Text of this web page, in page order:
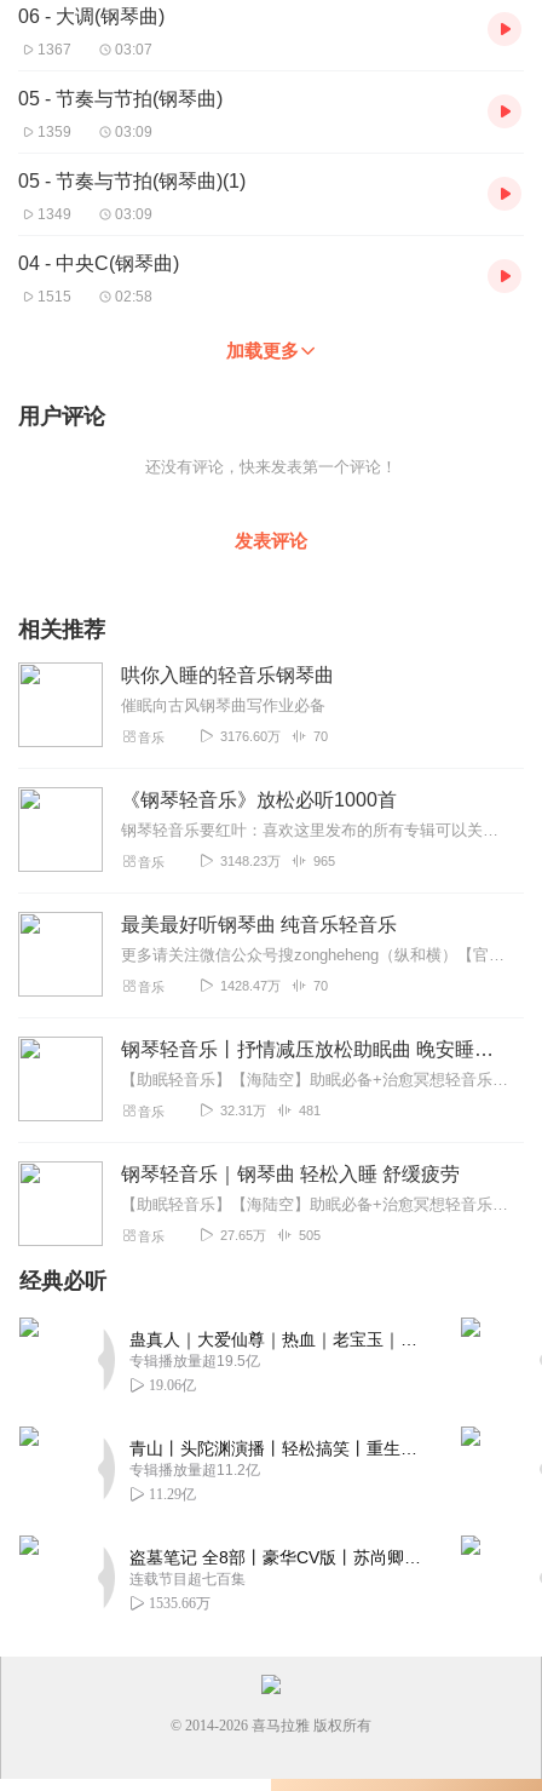
06 - 大调(钢琴曲)
1367 03:07
05 - 节奏与节拍(钢琴曲)
1359 03:09
05 - 节奏与节拍(钢琴曲)(1)
1349 03:09
04 - 中央C(钢琴曲)
1515 02:58
加载更多
用户评论
还没有评论，快来发表第一个评论！
发表评论
相关推荐
哄你入睡的轻音乐钢琴曲
催眠向古风钢琴曲写作业必备
音乐 3176.60万 70
《钢琴轻音乐》放松必听1000首
钢琴轻音乐要红叶：喜欢这里发布的所有专辑可以关注主播喔，加油！《钢琴轻音乐》放松必听1000首，放松身心就听钢琴轻音乐！！！钢琴轻音乐创作结构简单、节奏明快、...
音乐 3148.23万 965
最美最好听钢琴曲 纯音乐轻音乐
更多请关注微信公众号搜zongheheng（纵和横）【官方福利区】发现你最近经常听轻音乐、纯音乐猜你喜欢喜马精选专辑《心理疗愈钢琴曲100首》一听就平静...
音乐 1428.47万 70
钢琴轻音乐丨抒情减压放松助眠曲 晚安睡前失眠必备
【助眠轻音乐】【海陆空】助眠必备+治愈冥想轻音乐【大自然白噪音】静心助眠+减压催眠【听自然的音乐助你入眠】助眠古风音乐每晚伴你入睡，静静地聆听...因为纯音乐没...
音乐 32.31万 481
钢琴轻音乐｜钢琴曲 轻松入睡 舒缓疲劳
【助眠轻音乐】【海陆空】助眠必备+治愈冥想轻音乐【大自然白噪音】静心助眠+减压催眠【听自然的音乐助你入眠】助眠古风音乐钢琴轻音乐创作结构简单、节奏明快、旋律优美...
音乐 27.65万 505
经典必听
专辑播放量超19.5亿
19.06亿
专辑播放量超11.2亿
11.29亿
连载节目超七百集
1535.66万
© 2014-2026 喜马拉雅 版权所有